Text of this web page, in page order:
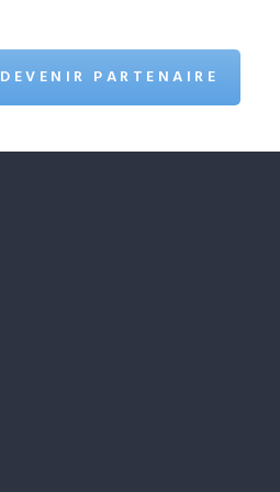
DEVENIR PARTENAIRE